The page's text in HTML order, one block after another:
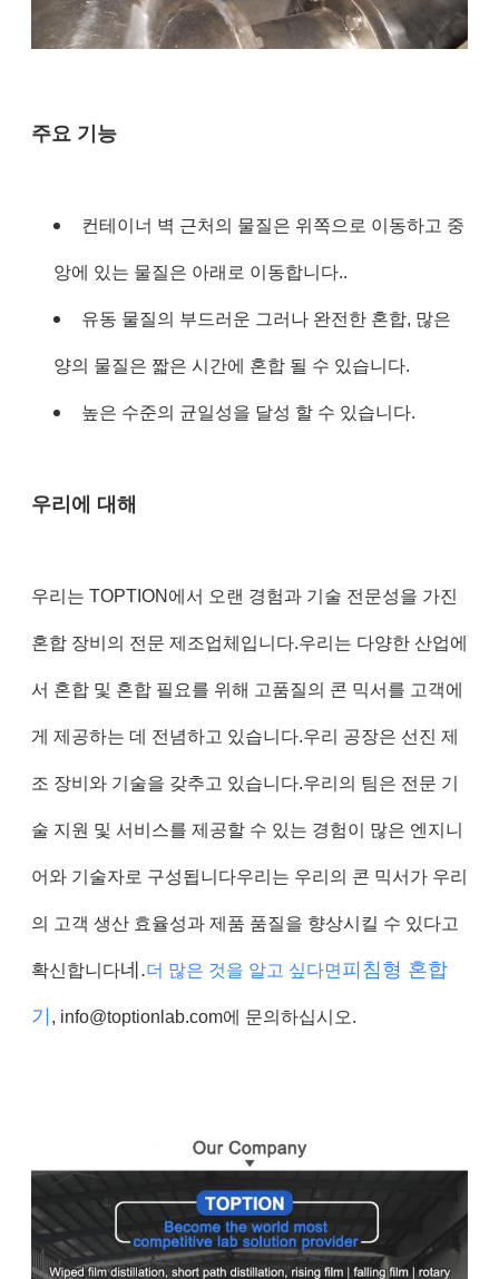
주요 기능
컨테이너 벽 근처의 물질은 위쪽으로 이동하고 중
앙에 있는 물질은 아래로 이동합니다..
유동 물질의 부드러운 그러나 완전한 혼합, 많은
양의 물질은 짧은 시간에 혼합 될 수 있습니다.
높은 수준의 균일성을 달성 할 수 있습니다.
우리에 대해
우리는 TOPTION에서 오랜 경험과 기술 전문성을 가진
혼합 장비의 전문 제조업체입니다.우리는 다양한 산업에
서 혼합 및 혼합 필요를 위해 고품질의 콘 믹서를 고객에
게 제공하는 데 전념하고 있습니다.우리 공장은 선진 제
조 장비와 기술을 갖추고 있습니다.우리의 팀은 전문 기
술 지원 및 서비스를 제공할 수 있는 경험이 많은 엔지니
어와 기술자로 구성됩니다우리는 우리의 콘 믹서가 우리
의 고객 생산 효율성과 제품 품질을 향상시킬 수 있다고
확신합니다네.더 많은 것을 알고 싶다면 피침형 혼합
기 , info@toptionlab.com에 문의하십시오.